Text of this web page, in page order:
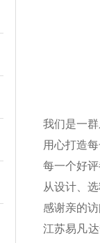
我们是一
用心打造
每一个好
从设计、
感谢亲的
江苏易凡